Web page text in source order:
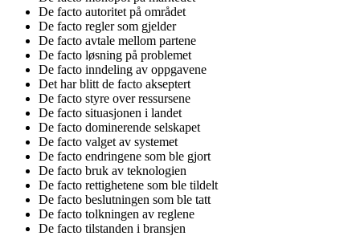
De facto autoritet på området
De facto regler som gjelder
De facto avtale mellom partene
De facto løsning på problemet
De facto inndeling av oppgavene
Det har blitt de facto akseptert
De facto styre over ressursene
De facto situasjonen i landet
De facto dominerende selskapet
De facto valget av systemet
De facto endringene som ble gjort
De facto bruk av teknologien
De facto rettighetene som ble tildelt
De facto beslutningen som ble tatt
De facto tolkningen av reglene
De facto tilstanden i bransjen